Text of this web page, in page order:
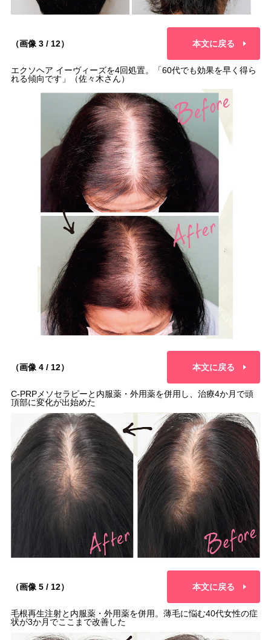
（画像 3 / 12） 本文に戻る
エクソヘア イーヴィーズを4回処置。「60代でも効果を早く得ら
れる傾向です」（佐々木さん）
（画像 4 / 12） 本文に戻る
C-PRPメソセラピーと内服薬・外用薬を併用し、治療4か月で頭
頂部に変化が出始めた
（画像 5 / 12） 本文に戻る
毛根再生注射と内服薬・外用薬を併用。薄毛に悩む40代女性の症
状が3か月でここまで改善した